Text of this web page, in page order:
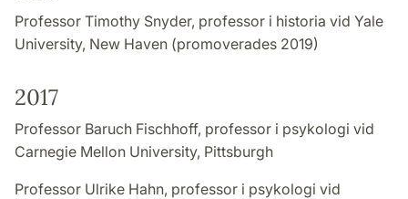
Professor Timothy Snyder, professor i historia vid Yale
University, New Haven (promoverades 2019)
2017
Professor Baruch Fischhoff, professor i psykologi vid
Carnegie Mellon University, Pittsburgh
Professor Ulrike Hahn, professor i psykologi vid